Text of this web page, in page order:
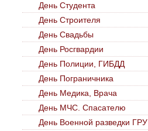
День Студента
День Строителя
День Свадьбы
День Росгвардии
День Полиции, ГИБДД
День Пограничника
День Медика, Врача
День МЧС. Спасателю
День Военной разведки ГРУ